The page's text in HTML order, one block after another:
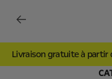
PROMO Barres de